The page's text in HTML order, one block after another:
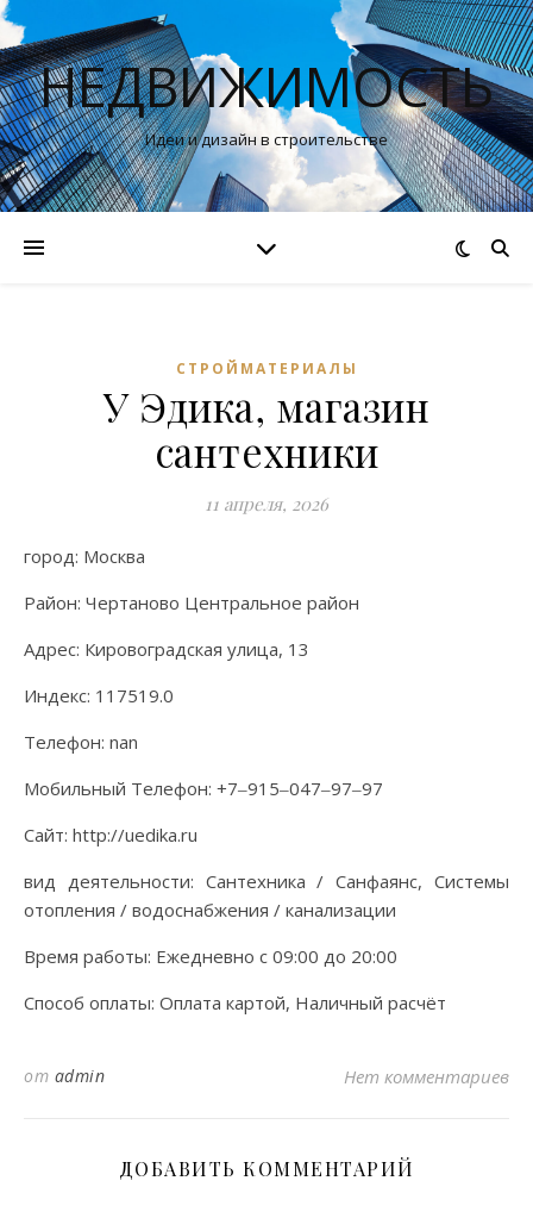
НЕДВИЖИМОСТЬ
Идеи и дизайн в строительстве
СТРОЙМАТЕРИАЛЫ
У Эдика, магазин
сантехники
11 апреля, 2026
город: Москва
Район: Чертаново Центральное район
Адрес: Кировоградская улица, 13
Индекс: 117519.0
Телефон: nan
Мобильный Телефон: +7‒915‒047‒97‒97
Сайт: http://uedika.ru
вид деятельности: Сантехника / Санфаянс, Системы
отопления / водоснабжения / канализации
Время работы: Ежедневно с 09:00 до 20:00
Способ оплаты: Оплата картой, Наличный расчёт
от admin Нет комментариев
ДОБАВИТЬ КОММЕНТАРИЙ